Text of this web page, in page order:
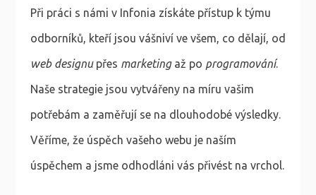
Při práci s námi v Infonia získáte přístup k týmu
odborníků, kteří jsou vášniví ve všem, co dělají, od
web designupřes marketingaž po programování.
Naše strategie jsou vytvářeny na míru vašim
potřebám a zaměřují se na dlouhodobé výsledky.
Věříme, že úspěch vašeho webu je naším
úspěchem a jsme odhodláni vás přivést na vrchol.